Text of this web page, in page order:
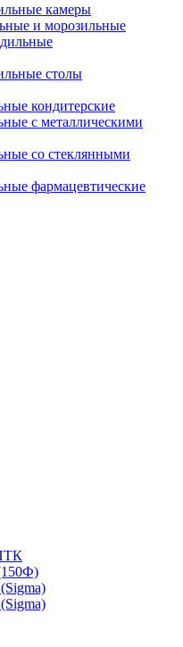
камеры
и морозильные
столы
кондитерские
с металлическими
со стеклянными
фармацевтические